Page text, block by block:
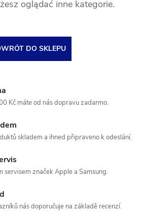
oglądać inne kategorie.
DO SKLEPU
Kč máte od nás dopravu zadarmo.
skladem a ihned připraveno k odeslání.
servisem značek Apple a Samsung.
nás doporučuje na základě recenzí.